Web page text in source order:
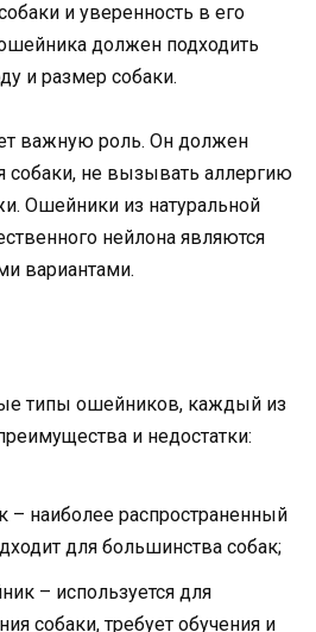
и уверенность в его
должен подходить
и размер собаки.
важную роль. Он должен
собаки, не вызывать аллергию
Ошейники из натуральной
нейлона являются
вариантами.
типы ошейников, каждый из
и недостатки:
– наиболее распространенный
для большинства собак;
– используется для
собаки, требует обучения и